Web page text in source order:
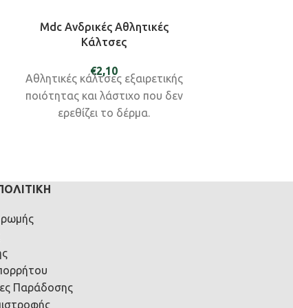
Mdc Ανδρικές Αθλητικές
Κάλτσες
€2,10
Αθλητικές κάλτσες εξαιρετικής
ποιότητας και λάστιχο που δεν
ερεθίζει το δέρμα.
Παράδοσης